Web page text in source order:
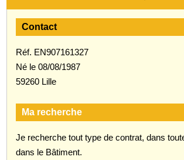
Contact
Réf. EN907161327
Né le 08/08/1987
59260 Lille
Ma recherche
Je recherche tout type de contrat, dans
dans le Bâtiment.